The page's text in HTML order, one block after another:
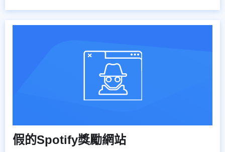
假的Spotify獎勵網站